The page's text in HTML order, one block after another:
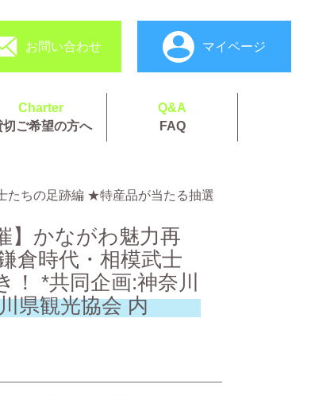
お問い合わせ マイページ
Charter
切ご希望の方へ
Q&A
FAQ
たちの足跡編 ★特産品が当たる抽選
】かながわ魅力再
倉時代・相模武士
*共同企画:神奈川
県観光協会 内